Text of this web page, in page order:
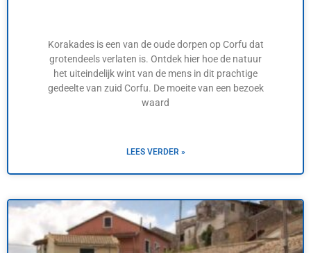
Korakades is een van de oude dorpen op Corfu dat
grotendeels verlaten is. Ontdek hier hoe de natuur
het uiteindelijk wint van de mens in dit prachtige
gedeelte van zuid Corfu. De moeite van een bezoek
waard
LEES VERDER »